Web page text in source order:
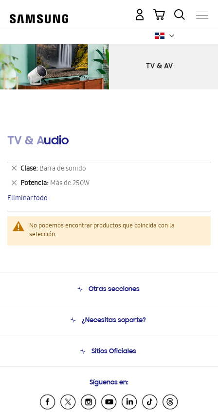
Mi carrito
TV & Audio
No podemos encontrar productos que coincida con la
selección.
Clase Barra de sonido
Eliminar
este
artículo
Potencia Más de 250W
Eliminar
este
artículo
Eliminar todo
Otras secciones
Soporte
Seguimiento de tu pedido
¿Necesitas soporte?
Soporte vía eMail
Sitios Oficiales
Samsung Ecuador
Samsung El Salvador
Síguenos en: